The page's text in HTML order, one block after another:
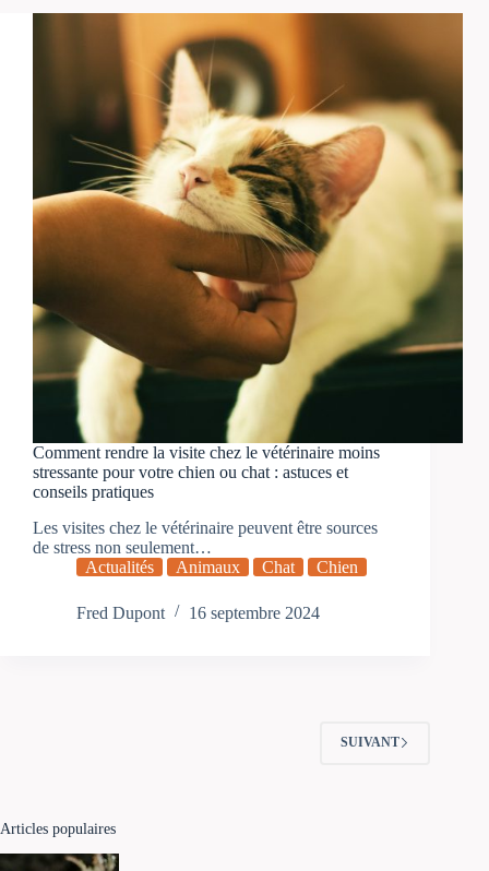
Comment rendre la visite chez le vétérinaire moins
stressante pour votre chien ou chat : astuces et
conseils pratiques
Les visites chez le vétérinaire peuvent être sources
de stress non seulement…
Actualités
Animaux Chat Chien
Fred Dupont 16 septembre 2024
SUIVANT
Articles populaires